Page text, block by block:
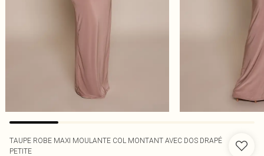
TAUPE ROBE MAXI MOULANTE COL MONTANT AVEC DOS DRAPÉ
PETITE